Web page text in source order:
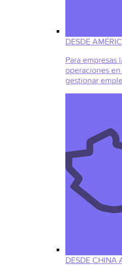
DESDE
Para empresas
operaciones
gestionar
DESDE CHINA